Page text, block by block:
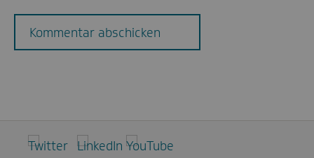
Kommentar abschicken
Twitter LinkedIn